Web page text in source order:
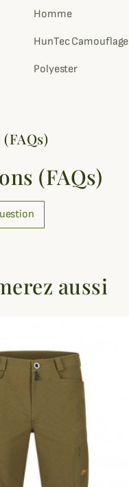
Homme
HunTec Camouflage
Polyester
(FAQs)
aussi